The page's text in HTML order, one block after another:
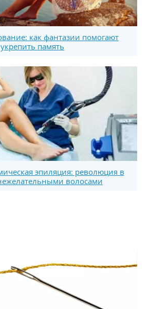
как фантазии помогают
укрепить память
эпиляция: революция в
волосами